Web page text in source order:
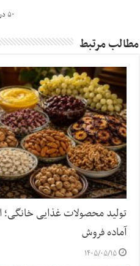
۵۰ درصد مردم از یارانه بنزین برخوردار نیستند
مطالب مرتبط
تولید محصولات غذایی خانگی؛
آماده فروش
۱۴۰۵/۰۵/۱۵